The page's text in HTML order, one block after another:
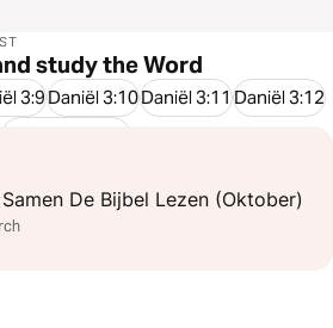
study the Word
3:9Daniël 3:10Daniël 3:11Daniël 3:12
De Bijbel Lezen (oktober)